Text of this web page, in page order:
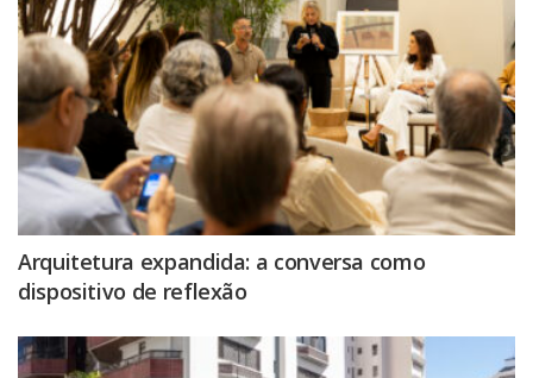
Arquitetura expandida: a conversa como
dispositivo de reflexão